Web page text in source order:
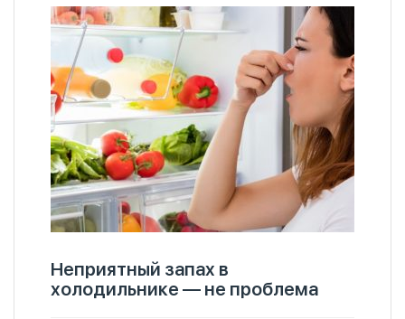
Неприятный запах в
холодильнике — не проблема